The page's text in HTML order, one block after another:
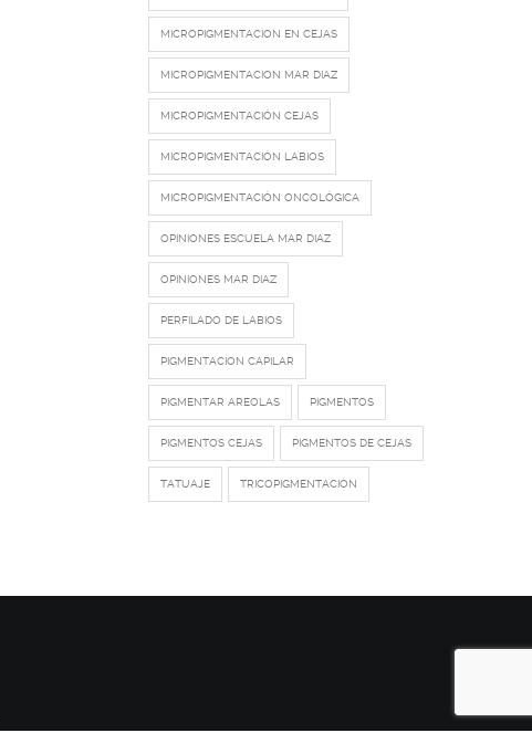
MICROPIGMENTACION EN CEJAS
MICROPIGMENTACION MAR DIAZ
MICROPIGMENTACIÓN CEJAS
MICROPIGMENTACIÓN LABIOS
MICROPIGMENTACIÓN ONCOLÓGICA
OPINIONES ESCUELA MAR DIAZ
OPINIONES MAR DIAZ
PERFILADO DE LABIOS
PIGMENTACION CAPILAR
PIGMENTAR AREOLAS PIGMENTOS
PIGMENTOS CEJAS PIGMENTOS DE CEJAS
TATUAJE TRICOPIGMENTACIÓN